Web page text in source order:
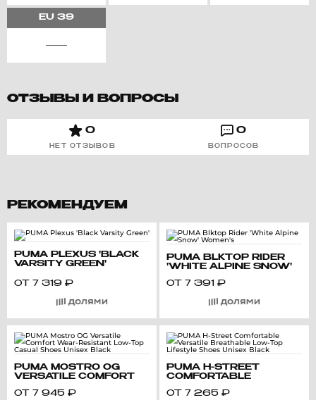
EU 39
ОТЗЫВЫ И ВОПРОСЫ
0
НЕТ ОТЗЫВОВ
0
ВОПРОСОВ
РЕКОМЕНДУЕМ
PUMA PLEXUS 'BLACK
VARSITY GREEN'
ОТ 7 319 ₽
PUMA BLKTOP RIDER
'WHITE ALPINE SNOW'
ОТ
7 391 ₽
PUMA MOSTRO OG
VERSATILE COMFORT
TOP CASUAL SHOES
ОТ 7 945 ₽
PUMA H-STREET
COMFORTABLE
BREATHABLE LOW-TOP
ОТ 7 265 ₽